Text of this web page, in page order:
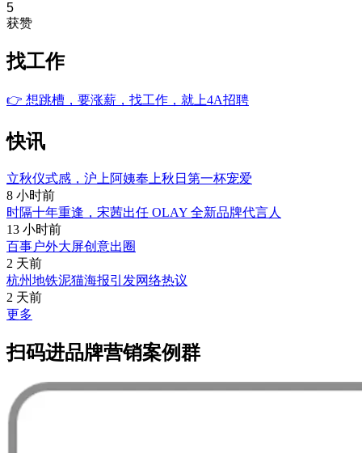
5
获赞
找工作
👉 想跳槽，要涨薪，找工作，就上4A招聘
快讯
立秋仪式感，沪上阿姨奉上秋日第一杯宠爱
8 小时前
时隔十年重逢，宋茜出任 OLAY 全新品牌代言人
13 小时前
百事户外大屏创意出圈
2 天前
杭州地铁泥猫海报引发网络热议
2 天前
更多
扫码进品牌营销案例群